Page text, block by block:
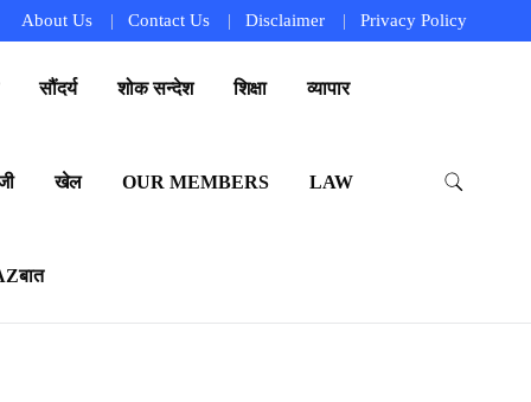
About Us Contact Us Disclaimer Privacy Policy
सौंदर्य शोक सन्देश शिक्षा व्यापार
खेल OUR MEMBERS LAW